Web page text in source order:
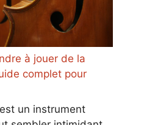
à jouer de la
complet pour
un instrument